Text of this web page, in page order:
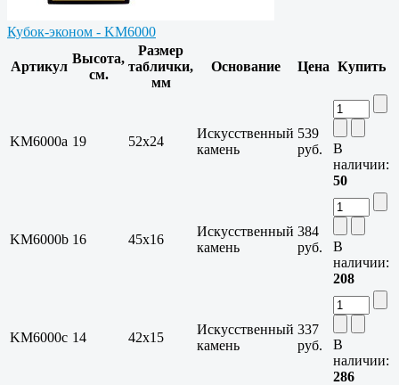
Кубок-эконом - KM6000
Артикул
Высота,
см.
Размер
таблички,
мм
Основание Цена Купить
KM6000a 19 52x24
Искусственный
камень
539
руб.
В
наличии:
50
KM6000b 16 45x16
Искусственный
камень
384
руб.
В
наличии:
208
KM6000c 14 42х15
Искусственный
камень
337
руб.
В
наличии:
286